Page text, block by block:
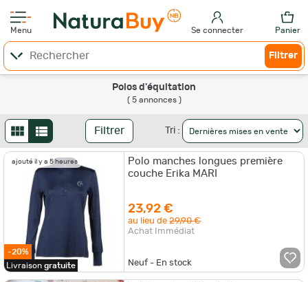
Menu Se connecter Panier
Filtrer
Polos d'équitation
( 5 annonces )
Filtrer Tri :
ajouté il y a 5 heures
-20%
Livraison gratuite
Polo manches longues première
couche Erika MARI
23,92 €
au lieu de29,90 €
Achat Immédiat
Neuf - En stock